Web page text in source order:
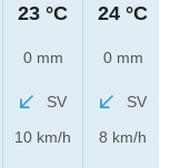
23 °C
0 mm
SV
10 km/h
24 °C
0 mm
SV
8 km/h